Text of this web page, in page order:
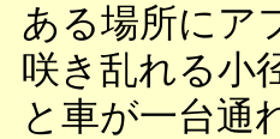
ある場所にア
咲き乱れる小
と車が一台通